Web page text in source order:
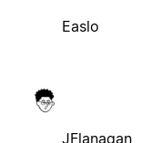
Easlo
JFlanagan